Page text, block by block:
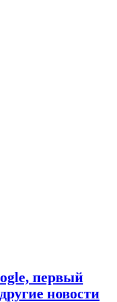
первый
новости